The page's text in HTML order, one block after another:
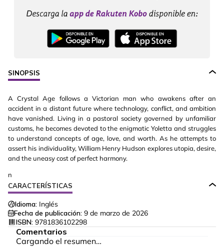
SINOPSIS
A Crystal Age follows a Victorian man who awakens after an
accident in a distant future where technology, conflict, and ambition
have vanished. Living in a pastoral society governed by unfamiliar
customs, he becomes devoted to the enigmatic Yoletta and struggles
to understand concepts of age, love, and worth. As he attempts to
assert his individuality, William Henry Hudson explores utopia, desire,
and the uneasy cost of perfect harmony.
n
CARACTERÍSTICAS
Idioma: Inglés
Fecha de publicación: 9 de marzo de 2026
ISBN: 9781836102298
Comentarios
Cargando el resumen…